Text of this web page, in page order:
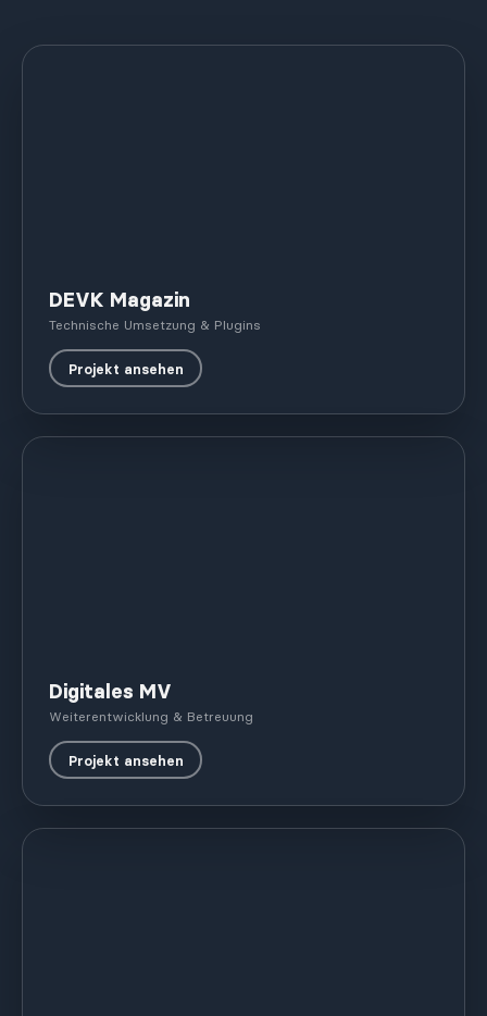
DEVK Magazin
Technische Umsetzung & Plugins
Projekt ansehen
Digitales MV
Weiterentwicklung & Betreuung
Projekt ansehen